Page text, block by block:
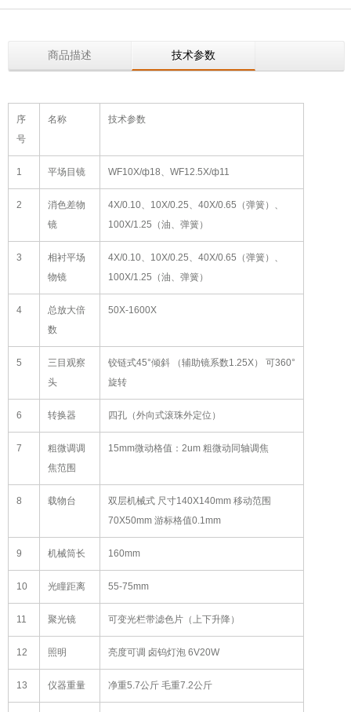
商品描述 技术参数
序
号
名称 技术参数
1 平场目镜 WF10X/ф18、WF12.5X/ф11
2
消色差物
镜
4X/0.10、10X/0.25、40X/0.65（弹簧）、
100X/1.25（油、弹簧）
3
相衬平场
物镜
4X/0.10、10X/0.25、40X/0.65（弹簧）、
100X/1.25（油、弹簧）
4
总放大倍
数
50X-1600X
5
三目观察
头
铰链式45°倾斜 （辅助镜系数1.25X） 可360°
旋转
6 转换器 四孔（外向式滚珠外定位）
7
粗微调调
焦范围
15mm微动格值：2um 粗微动同轴调焦
8 载物台
双层机械式 尺寸140X140mm 移动范围
70X50mm 游标格值0.1mm
9 机械筒长 160mm
10 光瞳距离 55-75mm
11 聚光镜 可变光栏带滤色片（上下升降）
12 照明 亮度可调 卤钨灯泡 6V20W
13 仪器重量 净重5.7公斤 毛重7.2公斤